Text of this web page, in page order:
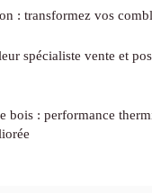
: transformez vos
spécialiste vente et
bois : performance